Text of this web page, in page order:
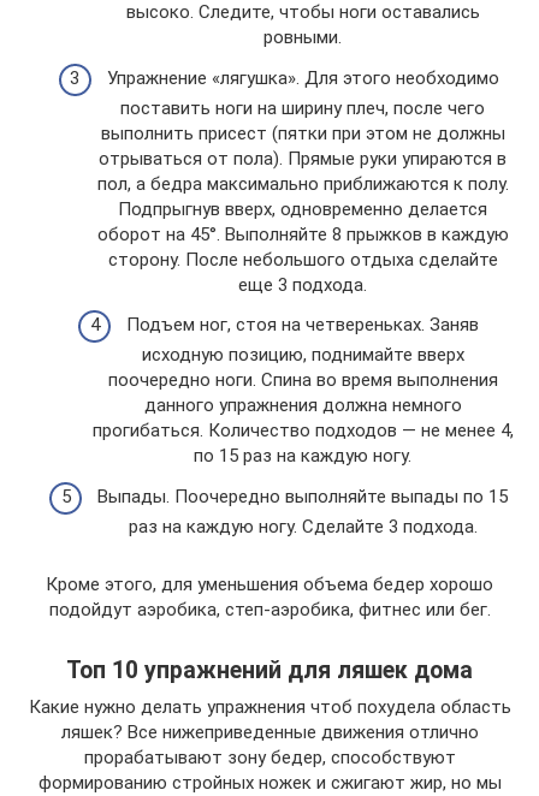
высоко. Следите, чтобы ноги оставались
ровными.
Упражнение «лягушка». Для этого необходимо
поставить ноги на ширину плеч, после чего
выполнить присест (пятки при этом не должны
отрываться от пола). Прямые руки упираются в
пол, а бедра максимально приближаются к полу.
Подпрыгнув вверх, одновременно делается
оборот на 45°. Выполняйте 8 прыжков в каждую
сторону. После небольшого отдыха сделайте
еще 3 подхода.
Подъем ног, стоя на четвереньках. Заняв
исходную позицию, поднимайте вверх
поочередно ноги. Спина во время выполнения
данного упражнения должна немного
прогибаться. Количество подходов — не менее 4,
по 15 раз на каждую ногу.
Выпады. Поочередно выполняйте выпады по 15
раз на каждую ногу. Сделайте 3 подхода.
Кроме этого, для уменьшения объема бедер хорошо
подойдут аэробика, степ-аэробика, фитнес или бег.
Топ 10 упражнений для ляшек дома
Какие нужно делать упражнения чтоб похудела область
ляшек? Все нижеприведенные движения отлично
прорабатывают зону бедер, способствуют
формированию стройных ножек и сжигают жир, но мы